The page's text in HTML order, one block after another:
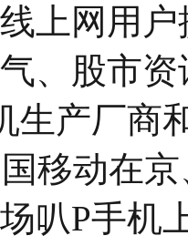
上网用
、股市
生产厂商
移动在
叭P手机